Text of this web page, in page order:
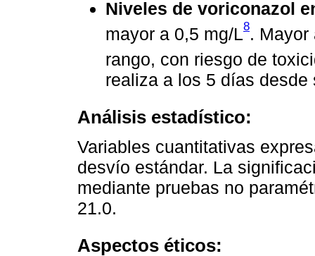
Niveles de voriconazol
mayor a 0,5 mg/L8. Mayor
rango, con riesgo de
realiza a los 5 días desde
Análisis estadístico:
Variables cuantitativas
desvío estándar. La
mediante pruebas no
21.0.
Aspectos éticos: